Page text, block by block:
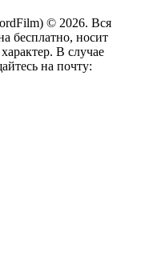
© 2026. Вся
бесплатно, носит
В случае
на почту: